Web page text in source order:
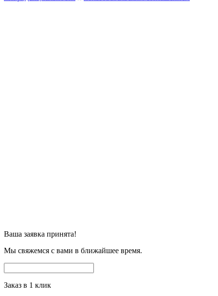
Ваша заявка принята!
Мы свяжемся с вами в ближайшее время.
Заказ в 1 клик